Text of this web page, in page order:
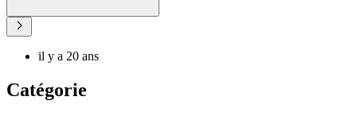
il y a 20 ans
Catégorie